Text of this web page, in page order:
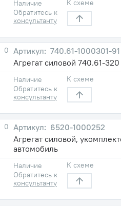
Наличие
Обратитесь к
консультанту
К схеме
0
740.61-1000301-91
Агрегат силовой 740.61-320
Наличие
Обратитесь к
консультанту
К схеме
0
6520-1000252
Агрегат силовой,
автомобиль
Наличие
Обратитесь к
консультанту
К схеме